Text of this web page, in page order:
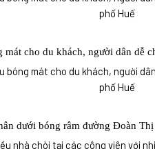
mát cho du khách, người dân dễ
dưới bóng râm đường Đoàn